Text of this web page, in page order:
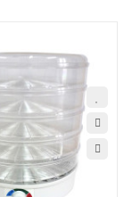
закладки
0
Сравнение
товаров